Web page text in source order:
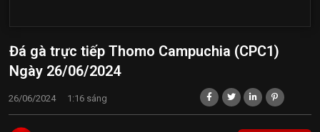
Đá gà trực tiếp Thomo Campuchia (CPC1)
Ngày 26/06/2024
26/06/2024 1:16 sáng